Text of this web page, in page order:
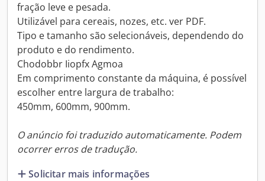
fração leve e pesada.
Utilizável para cereais, nozes, etc. ver PDF.
Tipo e tamanho são selecionáveis, dependendo do
produto e do rendimento.
Chodobbr Iiopfx Agmoa
Em comprimento constante da máquina, é possível
escolher entre largura de trabalho:
450mm, 600mm, 900mm.
O anúncio foi traduzido automaticamente. Podem
ocorrer erros de tradução.
Solicitar mais informações